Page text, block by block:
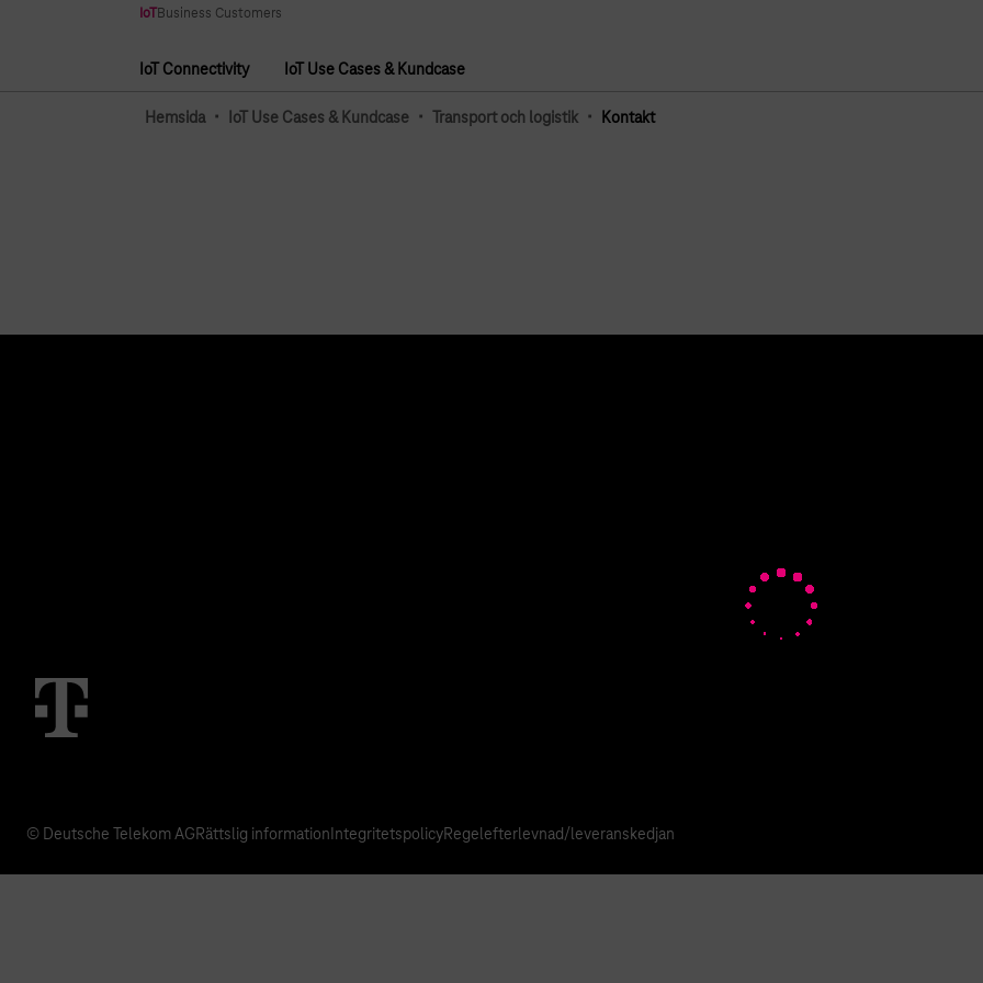
IoTBusiness Customers
Huvudnavigering
IoT Connectivity IoT Use Cases & Kundcase
Hemsida · IoT Use Cases & Kundcase · Transport och logistik · Kontakt
© Deutsche Telekom AGRättslig information IntegritetspolicyRegelefterlevnad/leveranskedjan